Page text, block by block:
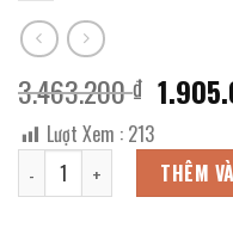
3.463.200₫ Giá
gốc
là:
Lượt Xem : 213
Đèn ốp trần led hiện đại
THÊM